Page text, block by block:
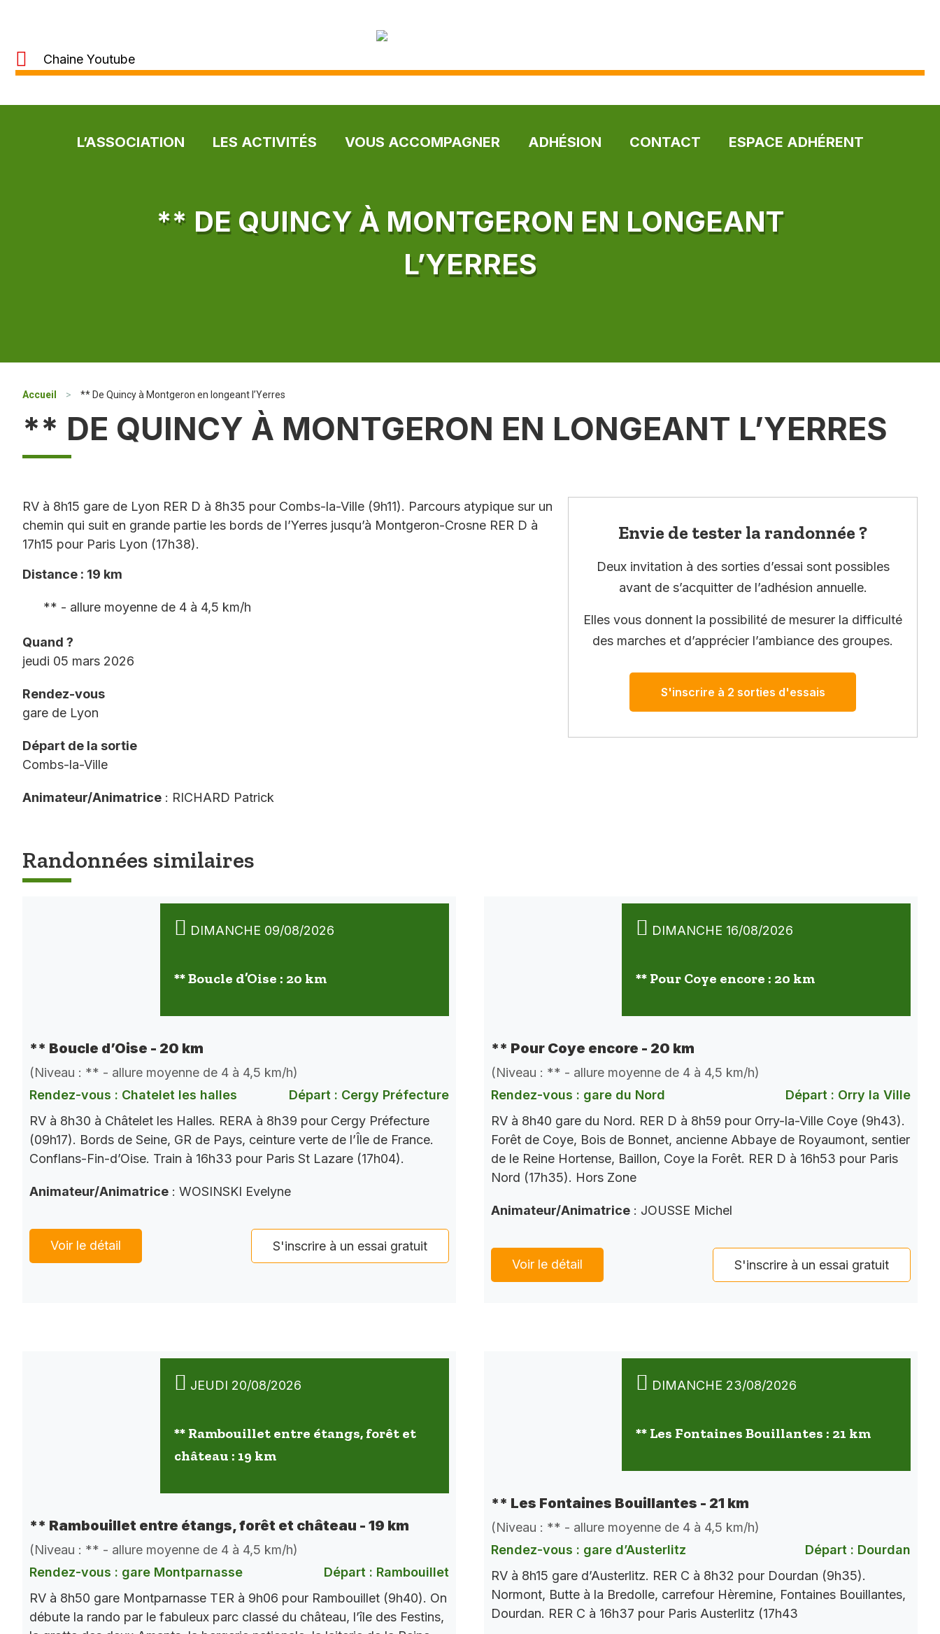
Chaine Youtube
L’ASSOCIATION LES ACTIVITÉS VOUS ACCOMPAGNER ADHÉSION CONTACT ESPACE ADHÉRENT
** DE QUINCY À MONTGERON EN LONGEANT
L’YERRES
Accueil > ** De Quincy à Montgeron en longeant l’Yerres
** DE QUINCY À MONTGERON EN LONGEANT L’YERRES
RV à 8h15 gare de Lyon RER D à 8h35 pour Combs-la-Ville (9h11). Parcours atypique sur un
chemin qui suit en grande partie les bords de l’Yerres jusqu’à Montgeron-Crosne RER D à
17h15 pour Paris Lyon (17h38).
Distance : 19 km
** - allure moyenne de 4 à 4,5 km/h
Quand ?
jeudi 05 mars 2026
Rendez-vous
gare de Lyon
Départ de la sortie
Combs-la-Ville
Animateur/Animatrice : RICHARD Patrick
Envie de tester la randonnée ?
Deux invitation à des sorties d’essai sont possibles
avant de s’acquitter de l’adhésion annuelle.
Elles vous donnent la possibilité de mesurer la difficulté
des marches et d’apprécier l’ambiance des groupes.
S'inscrire à 2 sorties d'essais
Randonnées similaires
DIMANCHE 09/08/2026
** Boucle d’Oise : 20 km
** Boucle d’Oise - 20 km
(Niveau : ** - allure moyenne de 4 à 4,5 km/h)
Rendez-vous : Chatelet les halles
Départ : Cergy Préfecture
RV à 8h30 à Châtelet les Halles. RERA à 8h39 pour Cergy Préfecture
(09h17). Bords de Seine, GR de Pays, ceinture verte de l’Île de France.
Conflans-Fin-d’Oise. Train à 16h33 pour Paris St Lazare (17h04).
Animateur/Animatrice : WOSINSKI Evelyne
Voir le détail S'inscrire à un essai gratuit
DIMANCHE 16/08/2026
** Pour Coye encore : 20 km
** Pour Coye encore - 20 km
(Niveau : ** - allure moyenne de 4 à 4,5 km/h)
Rendez-vous : gare du Nord
Départ : Orry la Ville
RV à 8h40 gare du Nord. RER D à 8h59 pour Orry-la-Ville Coye (9h43).
Forêt de Coye, Bois de Bonnet, ancienne Abbaye de Royaumont, sentier
de le Reine Hortense, Baillon, Coye la Forêt. RER D à 16h53 pour Paris
Nord (17h35). Hors Zone
Animateur/Animatrice : JOUSSE Michel
Voir le détail S'inscrire à un essai gratuit
JEUDI 20/08/2026
** Rambouillet entre étangs, forêt et
château : 19 km
** Rambouillet entre étangs, forêt et château - 19 km
(Niveau : ** - allure moyenne de 4 à 4,5 km/h)
Rendez-vous : gare Montparnasse
Départ : Rambouillet
RV à 8h50 gare Montparnasse TER à 9h06 pour Rambouillet (9h40). On
débute la rando par le fabuleux parc classé du château, l’île des Festins,
DIMANCHE 23/08/2026
** Les Fontaines Bouillantes : 21 km
** Les Fontaines Bouillantes - 21 km
(Niveau : ** - allure moyenne de 4 à 4,5 km/h)
Rendez-vous : gare d’Austerlitz
Départ : Dourdan
RV à 8h15 gare d’Austerlitz. RER C à 8h32 pour Dourdan (9h35).
Normont, Butte à la Bredolle, carrefour Hèremine, Fontaines Bouillantes,
Dourdan. RER C à 16h37 pour Paris Austerlitz (17h43